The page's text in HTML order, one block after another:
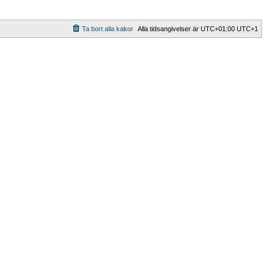
Alla tidsangivelser är UTC+01:00 UTC+1
Ta bort alla kakor